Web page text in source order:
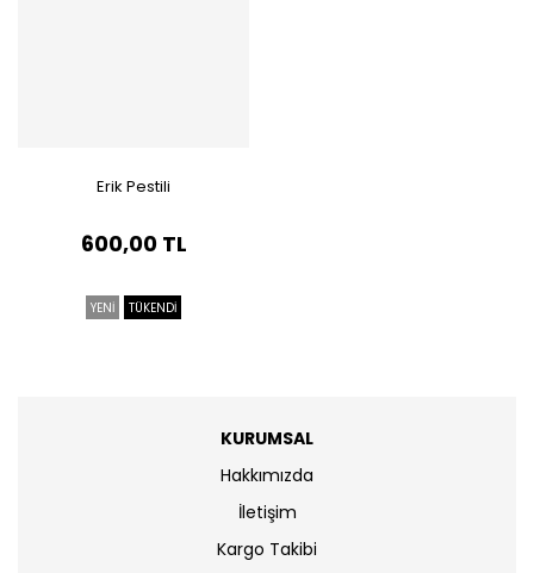
Erik Pestili
600,00 TL
YENİ TÜKENDİ
KURUMSAL
Hakkımızda
İletişim
Kargo Takibi